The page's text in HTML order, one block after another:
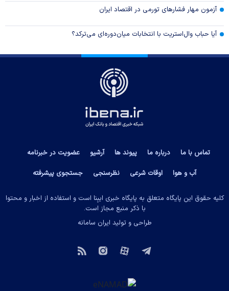
آزمون مهار فشار‌های تورمی در اقتصاد ایران
آیا حباب وال‌استریت با انتخابات میان‌دوره‌ای می‌ترکد؟
تماس با ما درباره ما پیوند ها آرشیو
عضویت در خبرنامه
آب و هوا
اوقات شرعی نظرسنجی جستجوی پیشرفته
کلیه حقوق این پایگاه متعلق به پایگاه خبری ایبِنا است و استفاده از اخبار و محتوا
با ذکر منبع مجاز است.
طراحی و تولید ایران سامانه